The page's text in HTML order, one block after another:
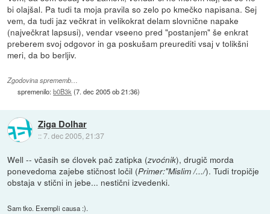
bi olajšal. Pa tudi ta moja pravila so zelo po kmečko napisana. Sej
vem, da tudi jaz večkrat in velikokrat delam slovnične napake
(največkrat lapsusi), vendar vseeno pred "postanjem" še enkrat
preberem svoj odgovor in ga poskušam preurediti vsaj v tolikšni
meri, da bo berljiv.
Zgodovina sprememb…
spremenilo:b0B3k (7. dec 2005 ob 21:36)
Ziga Dolhar
::7. dec 2005, 21:37
Well -- včasih se ćlovek pač zatipka (zvoćnik), drugič morda
ponevedoma zajebe stičnost ločil (Primer:"Mislim /.../). Tudi tropičje
obstaja v stični in jebe... nestični izvedenki.
Sam tko. Exempli causa :).